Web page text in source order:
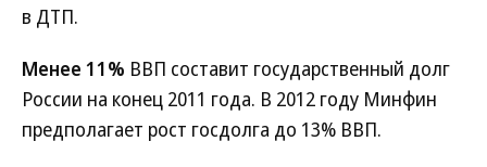
в ДТП.
Менее 11% ВВП составит государственный долг
России на конец 2011 года. В 2012 году Минфин
предполагает рост госдолга до 13% ВВП.